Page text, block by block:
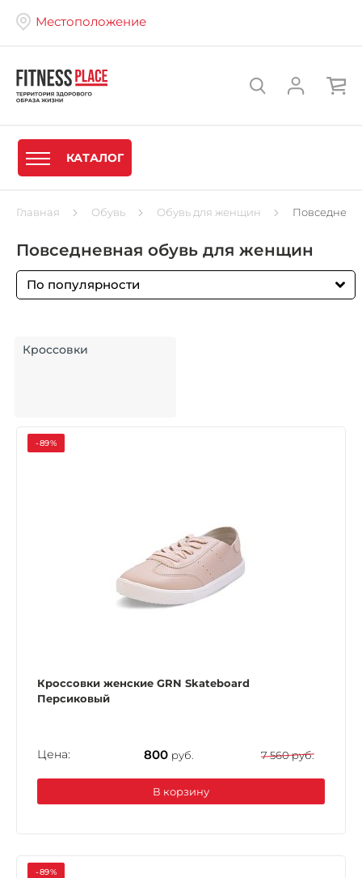
Местоположение
КАТАЛОГ
Главная Обувь Обувь для женщин
Повседневная обувь для женщин
По популярности
Кроссовки
-89%
Кроссовки женские GRN Skateboard
Персиковый
Цена: 800 руб. 7 560 руб.
В корзину
-89%